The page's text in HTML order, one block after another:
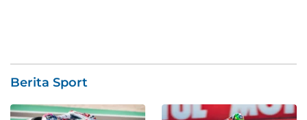
Berita Sport